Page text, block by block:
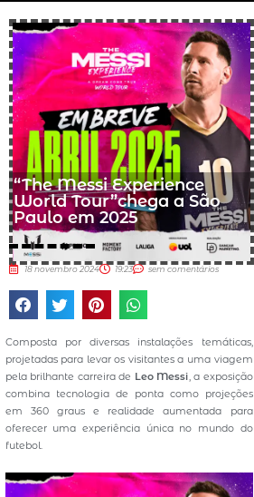
“The Messi Experience
World Tour”chega a São
Paulo em 2025
18 novembro 2024 19:23 sem comentários
Composta por diversas instalações temáticas,
projetadas para levar os visitantes a uma viagem
pela brilhante carreira de Leo Messi , a exposição
combina tecnologia de ponta como projeções
em 360 graus e realidade aumentada para
oferecer uma experiência única no mundo do
futebol.